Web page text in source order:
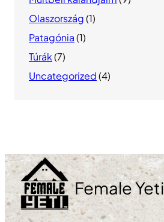
Olaszország(1)
Patagónia(1)
Túrák(7)
Uncategorized(4)
Female Yeti